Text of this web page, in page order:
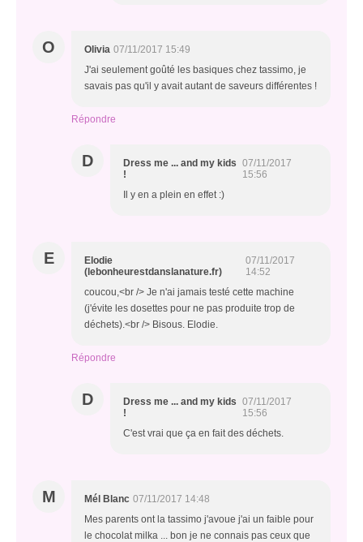
O Olivia 07/11/2017 15:49
J'ai seulement goûté les basiques chez tassimo, je
savais pas qu'il y avait autant de saveurs différentes !
Répondre
D
Dress me ... and my kids
!
07/11/2017
15:56
Il y en a plein en effet :)
E
Elodie
(lebonheurestdanslanature.fr)
07/11/2017
14:52
coucou,<br /> Je n'ai jamais testé cette machine
(j'évite les dosettes pour ne pas produite trop de
déchets).<br /> Bisous. Elodie.
Répondre
D
Dress me ... and my kids
!
07/11/2017
15:56
C'est vrai que ça en fait des déchets.
M Mél Blanc 07/11/2017 14:48
Mes parents ont la tassimo j'avoue j'ai un faible pour
le chocolat milka ... bon je ne connais pas ceux que